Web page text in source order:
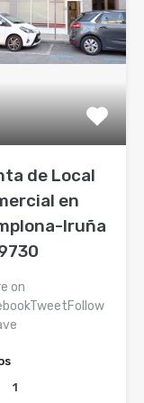
de Local
en
Iruña
on
1